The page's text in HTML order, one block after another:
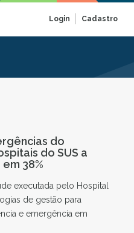
Login Cadastro
do
do SUS a
38%
executada pelo Hospital
de gestão para
e emergência em